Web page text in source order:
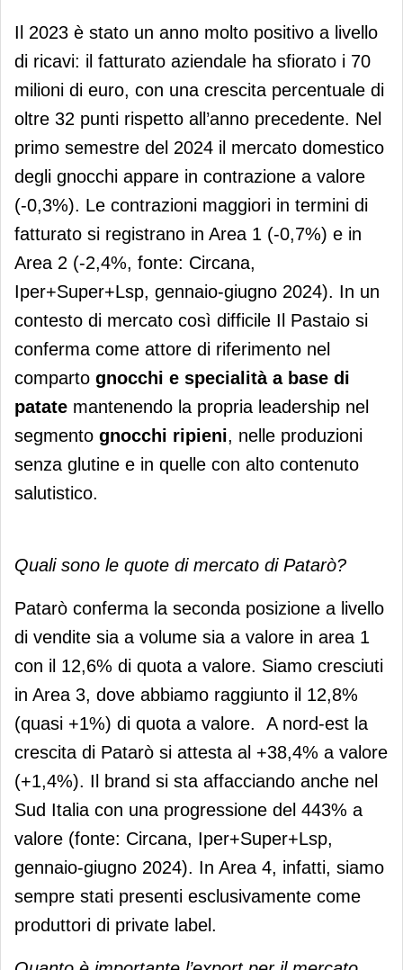
Il 2023 è stato un anno molto positivo a livello
di ricavi: il fatturato aziendale ha sfiorato i 70
milioni di euro, con una crescita percentuale di
oltre 32 punti rispetto all’anno precedente. Nel
primo semestre del 2024 il mercato domestico
degli gnocchi appare in contrazione a valore
(-0,3%). Le contrazioni maggiori in termini di
fatturato si registrano in Area 1 (-0,7%) e in
Area 2 (-2,4%, fonte: Circana,
Iper+Super+Lsp, gennaio-giugno 2024). In un
contesto di mercato così difficile Il Pastaio si
conferma come attore di riferimento nel
comparto gnocchi e specialità a base di
patate mantenendo la propria leadership nel
segmento gnocchi ripieni, nelle produzioni
senza glutine e in quelle con alto contenuto
salutistico.
Quali sono le quote di mercato di Patarò?
Patarò conferma la seconda posizione a livello
di vendite sia a volume sia a valore in area 1
con il 12,6% di quota a valore. Siamo cresciuti
in Area 3, dove abbiamo raggiunto il 12,8%
(quasi +1%) di quota a valore. A nord-est la
crescita di Patarò si attesta al +38,4% a valore
(+1,4%). Il brand si sta affacciando anche nel
Sud Italia con una progressione del 443% a
valore (fonte: Circana, Iper+Super+Lsp,
gennaio-giugno 2024). In Area 4, infatti, siamo
sempre stati presenti esclusivamente come
produttori di private label.